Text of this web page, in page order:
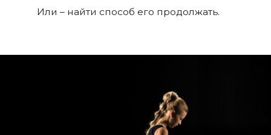
Или – найти способ его продолжать.